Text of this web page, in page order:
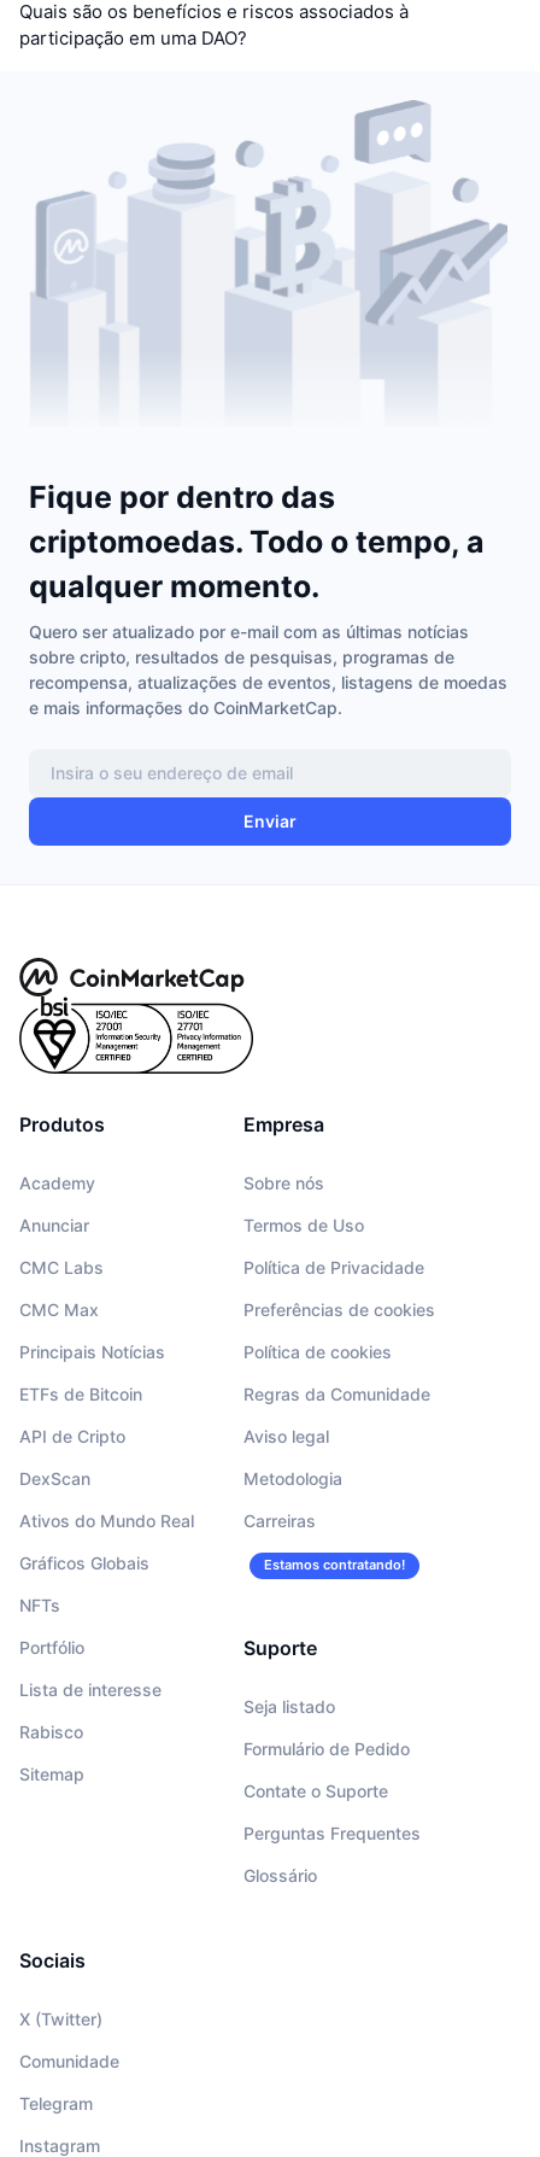
Uniswap
Quais são os benefícios e riscos associados à
participação em uma DAO?
Fique por dentro das
criptomoedas. Todo o tempo, a
qualquer momento.
Quero ser atualizado por e-mail com as últimas notícias
sobre cripto, resultados de pesquisas, programas de
recompensa, atualizações de eventos, listagens de moedas
e mais informações do CoinMarketCap.
Enviar
Produtos
Academy
Anunciar
CMC Labs
CMC Max
Principais Notícias
ETFs de Bitcoin
API de Cripto
DexScan
Ativos do Mundo Real
Gráficos Globais
NFTs
Portfólio
Lista de interesse
Rabisco
Sitemap
Empresa
Sobre nós
Termos de Uso
Política de Privacidade
Preferências de cookies
Política de cookies
Regras da Comunidade
Aviso legal
Metodologia
Carreiras
Estamos contratando!
Suporte
Seja listado
Formulário de Pedido
Contate o Suporte
Perguntas Frequentes
Glossário
Sociais
X (Twitter)
Comunidade
Telegram
Instagram